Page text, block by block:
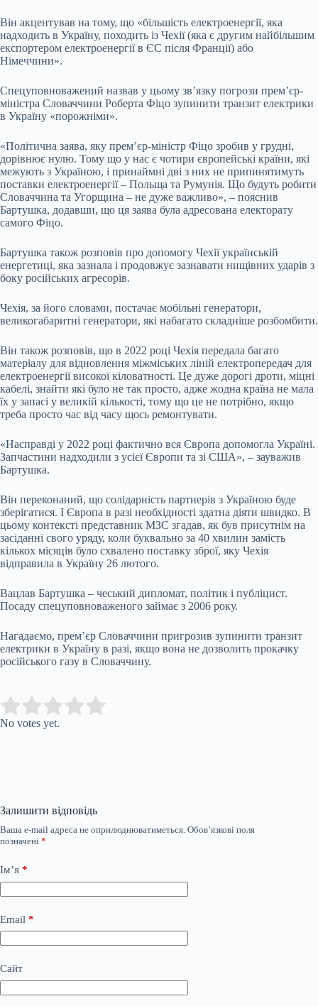
Він акцентував на тому, що «більшість електроенергії, яка
надходить в Україну, походить із Чехії (яка є другим найбільшим
експортером електроенергії в ЄС після Франції) або
Німеччини».
Спецуповноважений назвав у цьому зв’язку погрози прем’єр-
міністра Словаччини Роберта Фіцо зупинити транзит електрики
в Україну «порожніми».
«Політична заява, яку прем’єр-міністр Фіцо зробив у грудні,
дорівнює нулю. Тому що у нас є чотири європейські країни, які
межують з Україною, і принаймні дві з них не припинятимуть
поставки електроенергії – Польща та Румунія. Що будуть робити
Словаччина та Угорщина – не дуже важливо», – пояснив
Бартушка, додавши, що ця заява була адресована електорату
самого Фіцо.
Бартушка також розповів про допомогу Чехії українській
енергетиці, яка зазнала і продовжує зазнавати нищівних ударів з
боку російських агресорів.
Чехія, за його словами, постачає мобільні генератори,
великогабаритні генератори, які набагато складніше розбомбити.
Він також розповів, що в 2022 році Чехія передала багато
матеріалу для відновлення міжміських ліній електропередач для
електроенергії високої кіловатності. Це дуже дорогі дроти, міцні
кабелі, знайти які було не так просто, адже жодна країна не мала
їх у запасі у великій кількості, тому що це не потрібно, якщо
треба просто час від часу щось ремонтувати.
«Насправді у 2022 році фактично вся Європа допомогла Україні.
Запчастини надходили з усієї Європи та зі США», – зауважив
Бартушка.
Він переконаний, що солідарність партнерів з Україною буде
зберігатися. І Європа в разі необхідності здатна діяти швидко. В
цьому контексті представник МЗС згадав, як був присутнім на
засіданні свого уряду, коли буквально за 40 хвилин замість
кількох місяців було схвалено поставку зброї, яку Чехія
відправила в Україну 26 лютого.
Вацлав Бартушка – чеський дипломат, політик і публіцист.
Посаду спецуповноваженого займає з 2006 року.
Нагадаємо, прем’єр Словаччини пригрозив зупинити транзит
електрики в Україну в разі, якщо вона не дозволить прокачку
російського газу в Словаччину.
Rate this item:
No votes yet.
Залишити відповідь
Ваша e-mail адреса не оприлюднюватиметься. Обов’язкові поля
позначені *
Ім’я *
Email *
Сайт